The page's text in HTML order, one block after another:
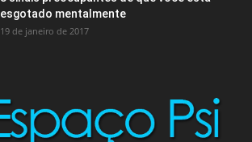
esgotado mentalmente
19 de janeiro de 2017